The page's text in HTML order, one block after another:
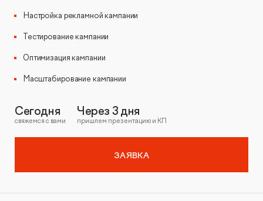
Настройка рекламной кампании
Тестирование кампании
Оптимизация кампании
Масштабирование кампании
Сегодня
свяжемся с вами
Через 3 дня
пришлем презентацию и КП
ЗАЯВКА